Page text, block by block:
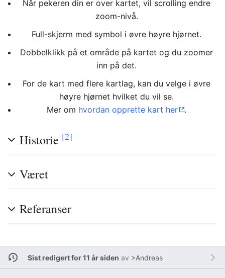
Når pekeren din er over kartet, vil scrolling endre
zoom-nivå.
Full-skjerm med symbol i øvre høyre hjørnet.
Dobbelklikk på et område på kartet og du zoomer
inn på det.
For de kart med flere kartlag, kan du velge i øvre
høyre hjørnet hvilket du vil se.
Mer om hvordan opprette kart her .
Historie [2]
Været
Referanser
Sist redigert for 11 år siden av >Andreas